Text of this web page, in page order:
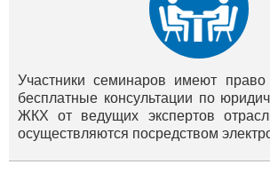
Участники семинаров имеют
бесплатные консультации по
ЖКХ от ведущих экспертов
осуществляются посредством